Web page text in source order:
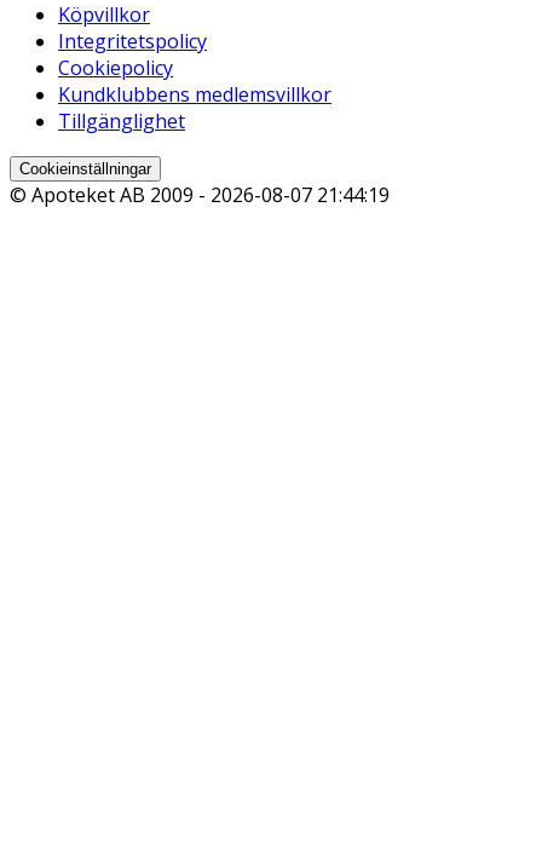
Köpvillkor
Integritetspolicy
Cookiepolicy
Kundklubbens medlemsvillkor
Tillgänglighet
Cookieinställningar
© Apoteket AB 2009 - 2026-08-07 21:44:19